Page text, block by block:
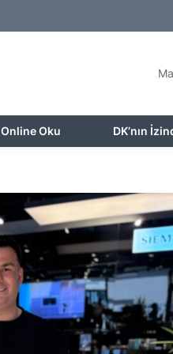
Online Oku DK’nın